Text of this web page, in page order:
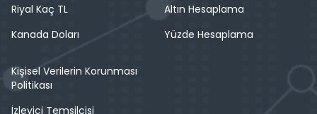
Riyal Kaç TL
Kanada Doları
Altın Hesaplama
Yüzde Hesaplama
Kişisel Verilerin Korunması
Politikası
İzleyici Temsilcisi